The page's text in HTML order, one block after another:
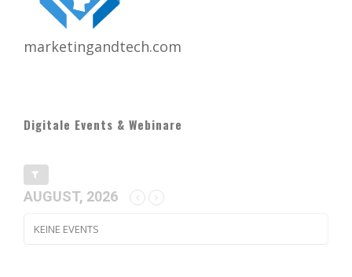
marketingandtech.com
Digitale Events & Webinare
AUGUST, 2026
KEINE EVENTS